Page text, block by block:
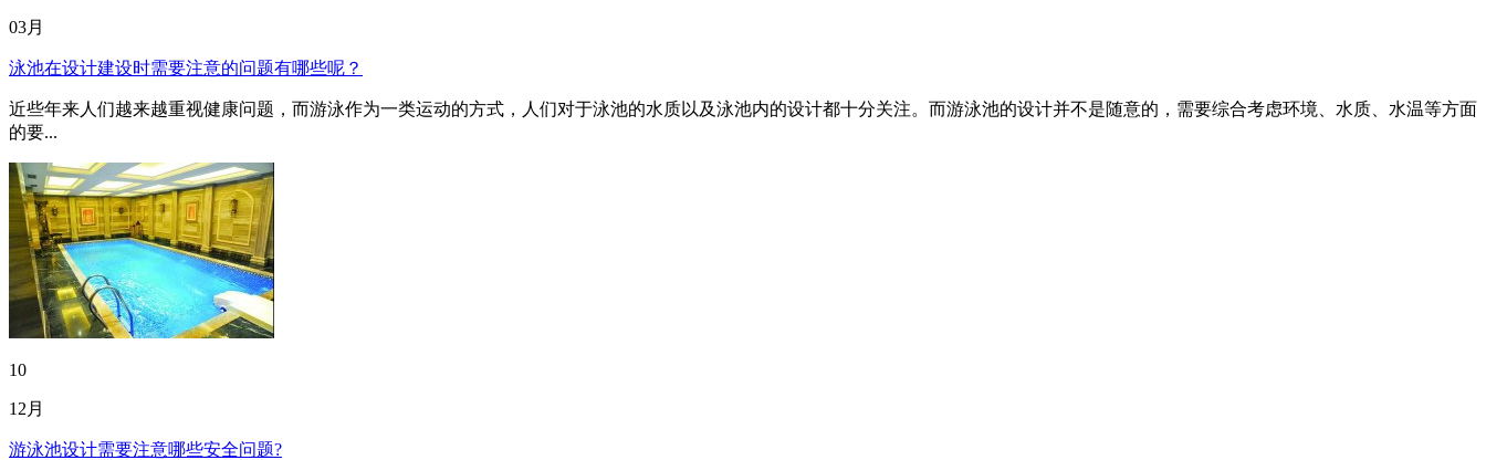
03月
泳池在设计建设时需要注意的问题有哪些呢？
近些年来人们越来越重视健康问题，而游泳作为一类运动的方式，人们对于泳池的水质以及泳池内的设计都十分关注。而游泳池的设计并不是随意的，需要综合考虑环境、水质、水温等方面
的要...
10
12月
游泳池设计需要注意哪些安全问题?